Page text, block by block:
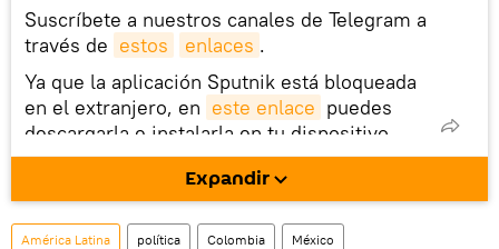
Suscríbete a nuestros canales de Telegram a
través de estos enlaces .
Ya que la aplicación Sputnik está bloqueada
en el extranjero, en este enlace puedes
descargarla e instalarla en tu dispositivo
móvil (¡solo para Android!).
También tenemos una cuenta en la red
social rusa VK .
Expandir
América Latina política Colombia México